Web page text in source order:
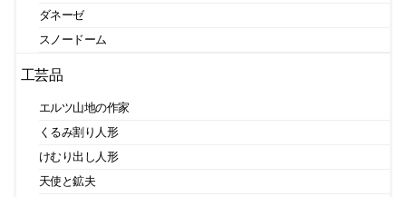
ダネーゼ
スノードーム
工芸品
エルツ山地の作家
くるみ割り人形
けむり出し人形
天使と鉱夫